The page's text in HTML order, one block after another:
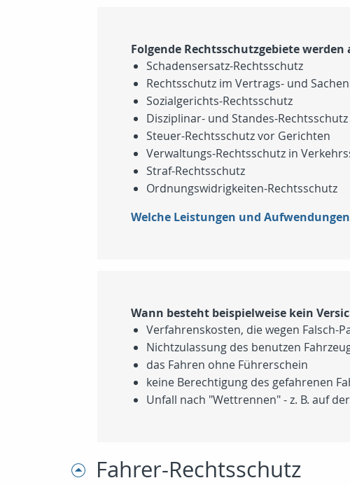
Folgende Rechtsschutzgebiete werden
Schadensersatz-Rechtsschutz
Rechtsschutz im Vertrags- und
Sozialgerichts-Rechtsschutz
Disziplinar- und Standes-Rechtsschutz
Steuer-Rechtsschutz vor Gerichten
Verwaltungs-Rechtsschutz in
Straf-Rechtsschutz
Ordnungswidrigkeiten-Rechtsschutz
Welche Leistungen und
Wann besteht beispielweise kein
Verfahrenskosten, die wegen Falsch-
Nichtzulassung des benutzen
das Fahren ohne Führerschein
keine Berechtigung des gefahrenen
Unfall nach "Wettrennen" - z. B. auf
Fahrer-Rechtsschutz